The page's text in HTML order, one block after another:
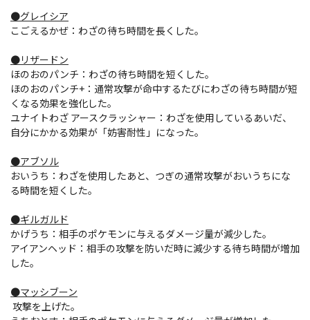
●グレイシア
こごえるかぜ：わざの待ち時間を長くした。
●リザードン
ほのおのパンチ：わざの待ち時間を短くした。
ほのおのパンチ+：通常攻撃が命中するたびにわざの待ち時間が短
くなる効果を強化した。
ユナイトわざ アースクラッシャー：わざを使用しているあいだ、
自分にかかる効果が「妨害耐性」になった。
●アブソル
おいうち：わざを使用したあと、つぎの通常攻撃がおいうちにな
る時間を短くした。
●ギルガルド
かげうち：相手のポケモンに与えるダメージ量が減少した。
アイアンヘッド：相手の攻撃を防いだ時に減少する待ち時間が増加
した。
●マッシブーン
攻撃を上げた。